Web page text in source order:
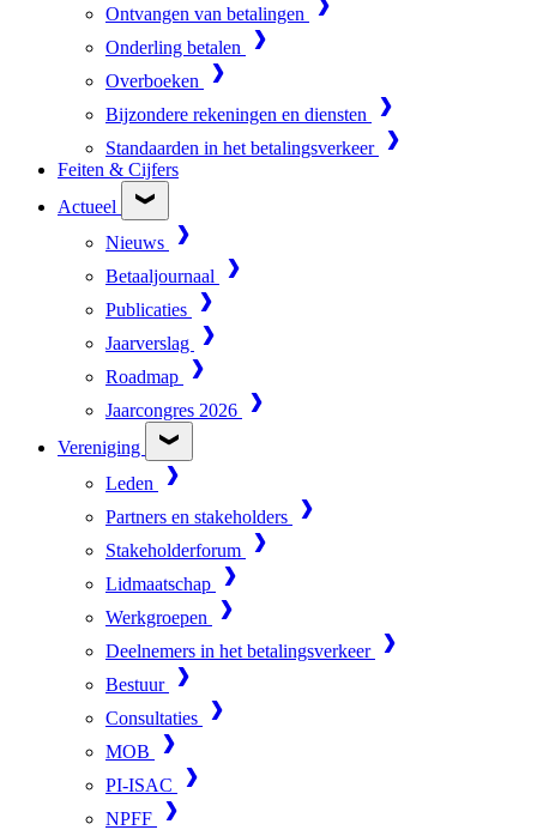
Ontvangen van betalingen
Onderling betalen
Overboeken
Bijzondere rekeningen en diensten
Standaarden in het betalingsverkeer
Feiten & Cijfers
Actueel
Nieuws
Betaaljournaal
Publicaties
Jaarverslag
Roadmap
Jaarcongres 2026
Vereniging
Leden
Partners en stakeholders
Stakeholderforum
Lidmaatschap
Werkgroepen
Deelnemers in het betalingsverkeer
Bestuur
Consultaties
MOB
PI-ISAC
NPFF